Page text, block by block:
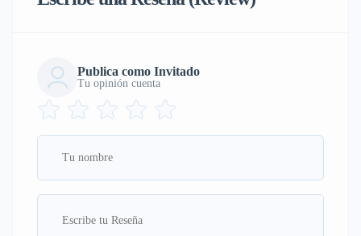
Publica como Invitado
Tu opinión cuenta